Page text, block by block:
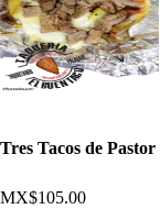
Tres Tacos de Pastor
MX$105.00